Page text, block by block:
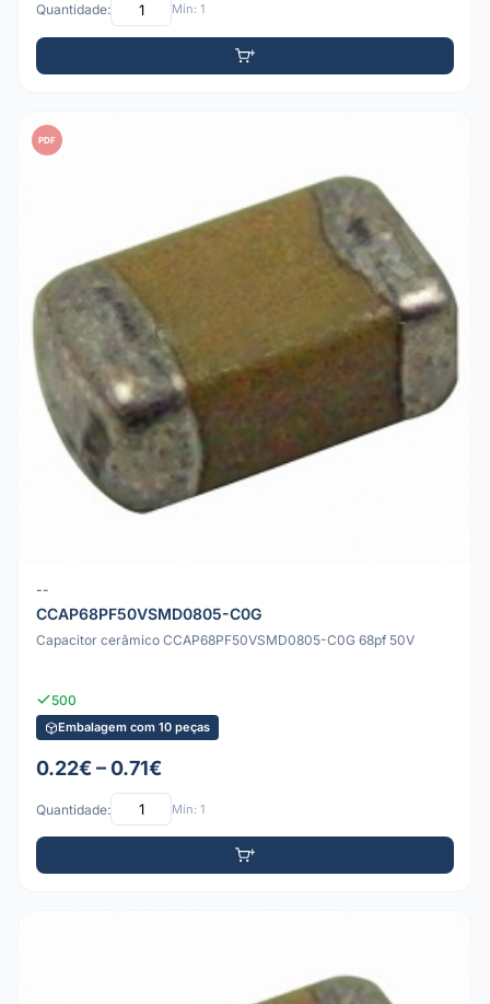
Quantidade: Mín: 1
PDF
--
CCAP68PF50VSMD0805-C0G
Capacitor cerâmico CCAP68PF50VSMD0805-C0G 68pf 50V
500
Embalagem com 10 peças
0.22€ – 0.71€
Quantidade: Mín: 1